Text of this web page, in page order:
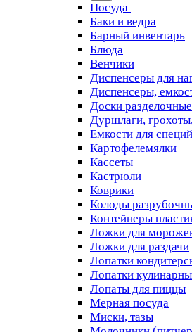
Посуда
Баки и ведра
Барный инвентарь
Блюда
Венчики
Диспенсеры для
Диспенсеры,
Доски
Дуршлаги,
Емкости для специй
Картофелемялки
Кассеты
Кастрюли
Коврики
Колоды
Контейнеры
Ложки для
Ложки для раздачи
Лопатки
Лопатки
Лопаты для пиццы
Мерная посуда
Миски, тазы